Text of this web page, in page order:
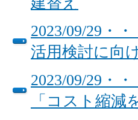
2023/09/29・
活用検討に向
2023/09/29・
「コスト縮